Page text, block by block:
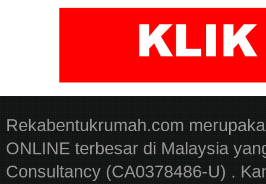
Rekabentukrumah.com
ONLINE terbesar di Malaysia
Consultancy (CA0378486-U) .